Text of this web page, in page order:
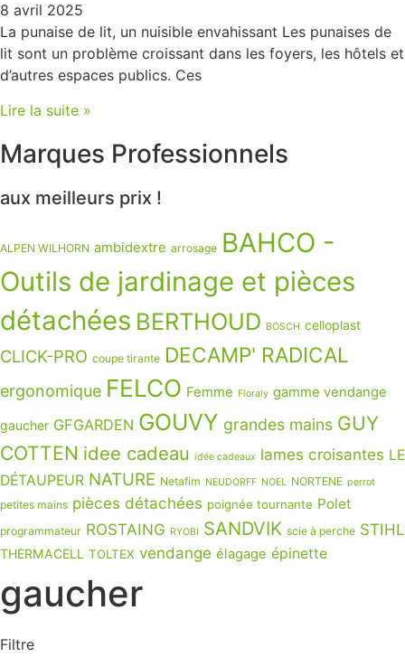
8 avril 2025
La punaise de lit, un nuisible envahissant Les punaises de
lit sont un problème croissant dans les foyers, les hôtels et
d’autres espaces publics. Ces
Lire la suite »
Marques Professionnels
aux meilleurs prix !
ALPEN WILHORN ambidextre arrosage BAHCO -
Outils de jardinage et pièces
détachées BERTHOUD BOSCH celloplast
CLICK-PRO coupe tirante DECAMP' RADICAL
ergonomique FELCO Femme Floraly gamme vendange
gaucher GFGARDEN GOUVY grandes mains GUY
COTTEN idee cadeau idée cadeaux lames croisantes LE
DÉTAUPEUR NATURE Netafim NEUDORFF NOEL NORTENE perrot
petites mains pièces détachées poignée tournante Polet
programmateur ROSTAING RYOBI SANDVIK scie à perche STIHL
THERMACELL TOLTEX vendange élagage épinette
gaucher
Filtre